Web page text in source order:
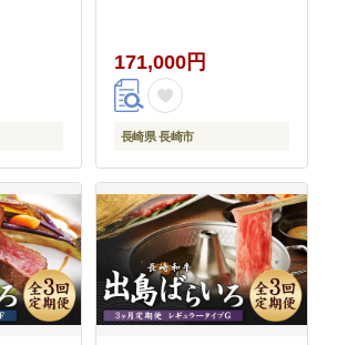
ン ブ
県 長
き焼き用 長崎県 長崎市
171,000円
長崎県 長崎市